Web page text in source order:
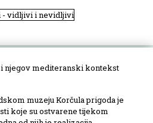
- vidljivi i nevidljivi
njegov mediteranski kontekst
muzeju Korčula prigoda je
koje su ostvarene tijekom